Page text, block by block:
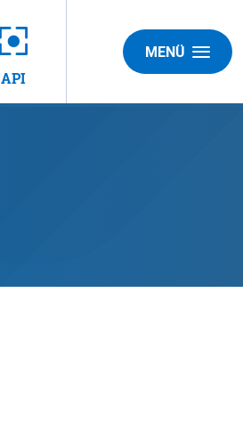
API
MENÜ